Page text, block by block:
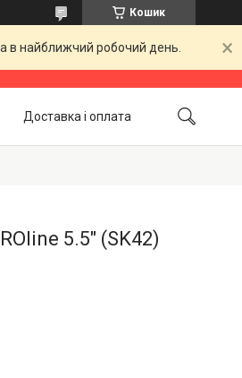
Кошик
в найближчий робочий день.
Доставка і оплата
5.5" (SK42)